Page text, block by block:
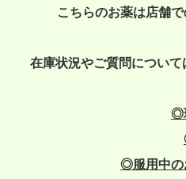
こちらのお薬は店舗
在庫状況やご質問について
◎
◎服用中